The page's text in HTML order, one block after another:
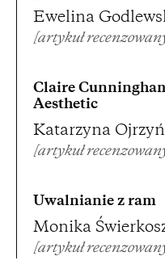
Ewelina
[artykuł
Claire
Aesthetic
Katarzyna
[artykuł
Uwalnianie z ram
Monika
[artykuł